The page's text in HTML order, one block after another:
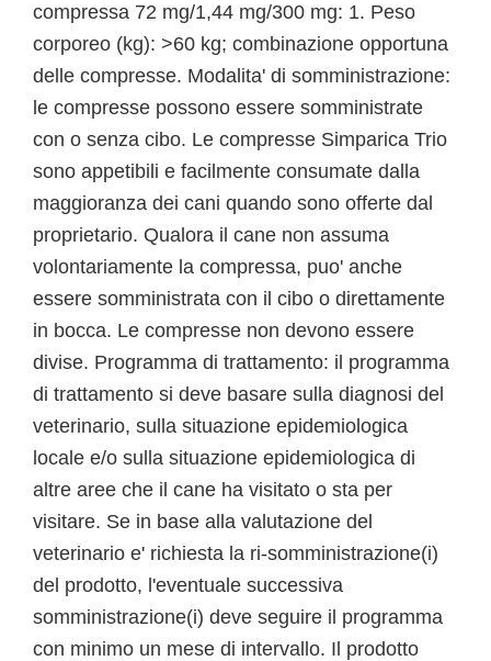
compressa 72 mg/1,44 mg/300 mg: 1. Peso
corporeo (kg): >60 kg; combinazione opportuna
delle compresse. Modalita' di somministrazione:
le compresse possono essere somministrate
con o senza cibo. Le compresse Simparica Trio
sono appetibili e facilmente consumate dalla
maggioranza dei cani quando sono offerte dal
proprietario. Qualora il cane non assuma
volontariamente la compressa, puo' anche
essere somministrata con il cibo o direttamente
in bocca. Le compresse non devono essere
divise. Programma di trattamento: il programma
di trattamento si deve basare sulla diagnosi del
veterinario, sulla situazione epidemiologica
locale e/o sulla situazione epidemiologica di
altre aree che il cane ha visitato o sta per
visitare. Se in base alla valutazione del
veterinario e' richiesta la ri-somministrazione(i)
del prodotto, l'eventuale successiva
somministrazione(i) deve seguire il programma
con minimo un mese di intervallo. Il prodotto